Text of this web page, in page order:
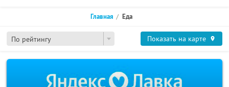
По рейтингу
Главная Еда
Показать на карте